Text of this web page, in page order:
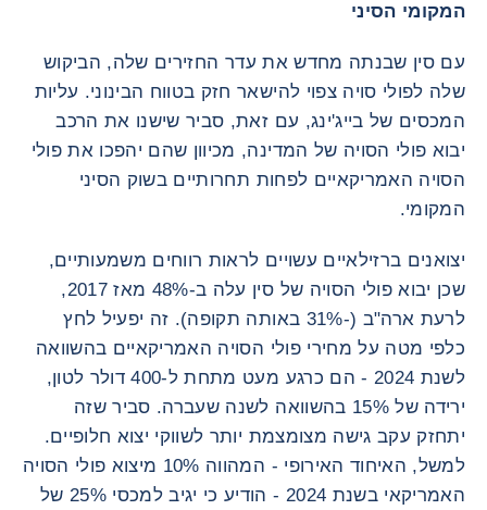
המקומי הסיני
עם סין שבנתה מחדש את עדר החזירים שלה, הביקוש
שלה לפולי סויה צפוי להישאר חזק בטווח הבינוני. עליות
המכסים של בייג'ינג, עם זאת, סביר שישנו את הרכב
יבוא פולי הסויה של המדינה, מכיוון שהם יהפכו את פולי
הסויה האמריקאיים לפחות תחרותיים בשוק הסיני
המקומי.
יצואנים ברזילאיים עשויים לראות רווחים משמעותיים,
שכן יבוא פולי הסויה של סין עלה ב-48% מאז 2017,
לרעת ארה"ב (-31% באותה תקופה). זה יפעיל לחץ
כלפי מטה על מחירי פולי הסויה האמריקאיים בהשוואה
לשנת 2024 - הם כרגע מעט מתחת ל-400 דולר לטון,
ירידה של 15% בהשוואה לשנה שעברה. סביר שזה
יתחזק עקב גישה מצומצמת יותר לשווקי יצוא חלופיים.
למשל, האיחוד האירופי - המהווה 10% מיצוא פולי הסויה
האמריקאי בשנת 2024 - הודיע כי יגיב למכסי 25% של